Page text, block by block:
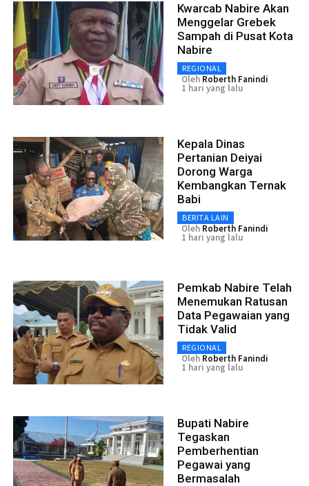
Kwarcab Nabire Akan
Menggelar Grebek
Sampah di Pusat Kota
Nabire
REGIONAL
Oleh Roberth Fanindi
1 hari yang lalu
Kepala Dinas
Pertanian Deiyai
Dorong Warga
Kembangkan Ternak
Babi
BERITA LAIN
Oleh Roberth Fanindi
1 hari yang lalu
Pemkab Nabire Telah
Menemukan Ratusan
Data Pegawaian yang
Tidak Valid
REGIONAL
Oleh Roberth Fanindi
1 hari yang lalu
Bupati Nabire
Tegaskan
Pemberhentian
Pegawai yang
Bermasalah